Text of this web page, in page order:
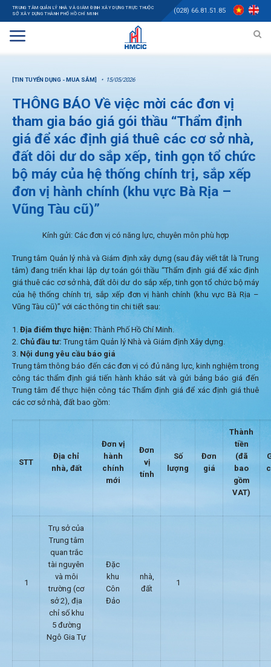
TRUNG TÂM QUẢN LÝ NHÀ VÀ GIÁM ĐỊNH XÂY DỰNG TRỰC THUỘC
SỞ XÂY DỰNG THÀNH PHỐ HỒ CHÍ MINH
(028) 66.81.51.85
[TIN TUYỂN DỤNG - MUA SẮM] 15/05/2026
THÔNG BÁO Về việc mời các đơn vị
tham gia báo giá gói thầu “Thẩm định
giá để xác định giá thuê các cơ sở nhà,
đất dôi dư do sắp xếp, tinh gọn tổ chức
bộ máy của hệ thống chính trị, sắp xếp
đơn vị hành chính (khu vực Bà Rịa –
Vũng Tàu cũ)”
Kính gửi: Các đơn vị có năng lực, chuyên môn phù hợp
Trung tâm Quản lý nhà và Giám định xây dựng (sau đây viết tắt là Trung
tâm) đang triển khai lập dự toán gói thầu “Thẩm định giá để xác định
giá thuê các cơ sở nhà, đất dôi dư do sắp xếp, tinh gọn tổ chức bộ máy
của hệ thống chính trị, sắp xếp đơn vị hành chính (khu vực Bà Rịa –
Vũng Tàu cũ)” với các thông tin chi tiết sau:
Địa điểm thực hiện:Thành Phố Hồ Chí Minh.
Chủ đầu tư: Trung tâm Quản lý Nhà và Giám định Xây dựng.
Nội dung yêu cầu báo giá
Trung tâm thông báo đến các đơn vị có đủ năng lực, kinh nghiệm trong
công tác thẩm định giá tiến hành khảo sát và gửi bảng báo giá đến
Trung tâm để thực hiện công tác Thẩm định giá để xác định giá thuê
các cơ sở nhà, đất bao gồm:
STT
Địa chỉ
nhà, đất
Đơn vị
hành
chính
mới
Đơn
vị
tính
Số
lượng
Đơn
giá
Thành
tiền
(đã
bao
gồm
VAT)
1
Trụ sở của
Trung tâm
quan trắc
tài nguyên
và môi
trường (cơ
sở 2), địa
chỉ số khu
5 đường
Ngô Gia Tự
Đặc
khu
Côn
Đảo
nhà,
đất
1